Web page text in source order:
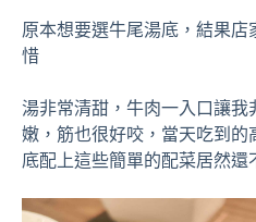
原本想要選牛尾湯底，結果店
惜
湯非常清甜，牛肉一入口讓我
嫩，筋也很好咬，當天吃到的
底配上這些簡單的配菜居然還